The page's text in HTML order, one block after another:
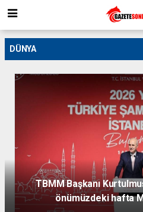
DÜNYA
TBMM Başkanı
önümüzdeki hafta